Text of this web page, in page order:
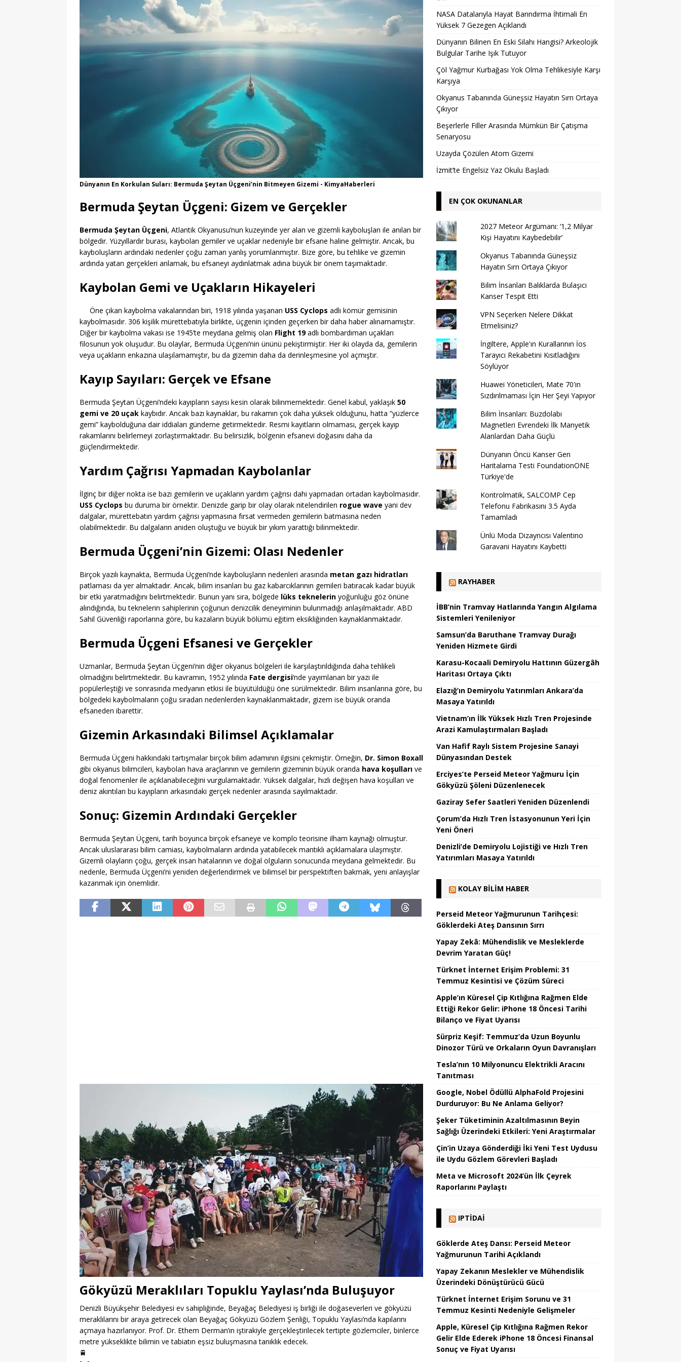
Dünyanın En Korkulan Suları: Bermuda Şeytan Üçgeni’nin Bitmeyen Gizemi - KimyaHaberleri
Bermuda Şeytan Üçgeni: Gizem ve Gerçekler
Bermuda Şeytan Üçgeni, Atlantik Okyanusu’nun kuzeyinde yer alan ve gizemli kayboluşları ile anılan bir
bölgedir. Yüzyıllardır burası, kaybolan gemiler ve uçaklar nedeniyle bir efsane haline gelmiştir. Ancak, bu
kayboluşların ardındaki nedenler çoğu zaman yanlış yorumlanmıştır. Bize göre, bu tehlike ve gizemin
ardında yatan gerçekleri anlamak, bu efsaneyi aydınlatmak adına büyük bir önem taşımaktadır.
Kaybolan Gemi ve Uçakların Hikayeleri
Öne çıkan kaybolma vakalarından biri, 1918 yılında yaşanan USS Cyclops adlı kömür gemisinin
kaybolmasıdır. 306 kişilik mürettebatıyla birlikte, üçgenin içinden geçerken bir daha haber alınamamıştır.
Diğer bir kaybolma vakası ise 1945’te meydana gelmiş olan Flight 19adlı bombardıman uçakları
filosunun yok oluşudur. Bu olaylar, Bermuda Üçgeni’nin ününü pekiştirmiştir. Her iki olayda da, gemilerin
veya uçakların enkazına ulaşılamamıştır, bu da gizemin daha da derinleşmesine yol açmıştır.
Kayıp Sayıları: Gerçek ve Efsane
Bermuda Şeytan Üçgeni’ndeki kayıpların sayısı kesin olarak bilinmemektedir. Genel kabul, yaklaşık 50
gemi ve 20 uçak kaybıdır. Ancak bazı kaynaklar, bu rakamın çok daha yüksek olduğunu, hatta “yüzlerce
gemi” kaybolduğuna dair iddiaları gündeme getirmektedir. Resmi kayıtların olmaması, gerçek kayıp
rakamlarını belirlemeyi zorlaştırmaktadır. Bu belirsizlik, bölgenin efsanevi doğasını daha da
güçlendirmektedir.
Yardım Çağrısı Yapmadan Kaybolanlar
İlginç bir diğer nokta ise bazı gemilerin ve uçakların yardım çağrısı dahi yapmadan ortadan kaybolmasıdır.
USS Cyclops bu duruma bir örnektir. Denizde garip bir olay olarak nitelendirilen rogue wave yani dev
dalgalar, mürettebatın yardım çağrısı yapmasına fırsat vermeden gemilerin batmasına neden
olabilmektedir. Bu dalgaların aniden oluştuğu ve büyük bir yıkım yarattığı bilinmektedir.
Bermuda Üçgeni’nin Gizemi: Olası Nedenler
Birçok yazılı kaynakta, Bermuda Üçgeni’nde kayboluşların nedenleri arasında metan gazı hidratları
patlaması da yer almaktadır. Ancak, bilim insanları bu gaz kabarcıklarının gemileri batıracak kadar büyük
bir etki yaratmadığını belirtmektedir. Bunun yanı sıra, bölgede lüks teknelerin yoğunluğu göz önüne
alındığında, bu teknelerin sahiplerinin çoğunun denizcilik deneyiminin bulunmadığı anlaşılmaktadır. ABD
Sahil Güvenliği raporlarına göre, bu kazaların büyük bölümü eğitim eksikliğinden kaynaklanmaktadır.
Bermuda Üçgeni Efsanesi ve Gerçekler
Uzmanlar, Bermuda Şeytan Üçgeni’nin diğer okyanus bölgeleri ile karşılaştırıldığında daha tehlikeli
olmadığını belirtmektedir. Bu kavramın, 1952 yılında Fate dergisi‘nde yayımlanan bir yazı ile
popülerleştiği ve sonrasında medyanın etkisi ile büyütüldüğü öne sürülmektedir. Bilim insanlarına göre, bu
bölgedeki kaybolmaların çoğu sıradan nedenlerden kaynaklanmaktadır, gizem ise büyük oranda
efsaneden ibarettir.
Gizemin Arkasındaki Bilimsel Açıklamalar
Bermuda Üçgeni hakkındaki tartışmalar birçok bilim adamının ilgisini çekmiştir. Örneğin, Dr. Simon Boxall
gibi okyanus bilimcileri, kaybolan hava araçlarının ve gemilerin gizeminin büyük oranda hava koşulları ve
doğal fenomenler ile açıklanabileceğini vurgulamaktadır. Yüksek dalgalar, hızlı değişen hava koşulları ve
deniz akıntıları bu kayıpların arkasındaki gerçek nedenler arasında sayılmaktadır.
Sonuç: Gizemin Ardındaki Gerçekler
Bermuda Şeytan Üçgeni, tarih boyunca birçok efsaneye ve komplo teorisine ilham kaynağı olmuştur.
Ancak uluslararası bilim camiası, kaybolmaların ardında yatabilecek mantıklı açıklamalara ulaşmıştır.
Gizemli olayların çoğu, gerçek insan hatalarının ve doğal olguların sonucunda meydana gelmektedir. Bu
nedenle, Bermuda Üçgeni’ni yeniden değerlendirmek ve bilimsel bir perspektiften bakmak, yeni anlayışlar
kazanmak için önemlidir.
Gökyüzü Meraklıları Topuklu Yaylası’nda Buluşuyor
Denizli Büyükşehir Belediyesi ev sahipliğinde, Beyağaç Belediyesi iş birliği ile doğaseverleri ve gökyüzü
meraklılarını bir araya getirecek olan Beyağaç Gökyüzü Gözlem Şenliği, Topuklu Yaylası’nda kapılarını
açmaya hazırlanıyor. Prof. Dr. Ethem Derman’ın iştirakiyle gerçekleştirilecek tertipte gözlemciler, binlerce
metre yükseklikte bilimin ve tabiatın eşsiz buluşmasına tanıklık edecek.
🚆
NASA Datalarıyla Hayat Barındırma İhtimali En
Yüksek 7 Gezegen Açıklandı
Dünyanın Bilinen En Eski Silahı Hangisi? Arkeolojik
Bulgular Tarihe Işık Tutuyor
Çöl Yağmur Kurbağası Yok Olma Tehlikesiyle Karşı
Karşıya
Okyanus Tabanında Güneşsiz Hayatın Sırrı Ortaya
Çıkıyor
Beşerlerle Filler Arasında Mümkün Bir Çatışma
Senaryosu
Uzayda Çözülen Atom Gizemi
İzmit’te Engelsiz Yaz Okulu Başladı
EN ÇOK OKUNANLAR
2027 Meteor Argümanı: ‘1,2 Milyar
Kişi Hayatını Kaybedebilir’
Okyanus Tabanında Güneşsiz
Hayatın Sırrı Ortaya Çıkıyor
Bilim İnsanları Balıklarda Bulaşıcı
Kanser Tespit Etti
VPN Seçerken Nelere Dikkat
Etmelisiniz?
İngiltere, Apple'ın Kurallarının İos
Tarayıcı Rekabetini Kısıtladığını
Söylüyor
Huawei Yöneticileri, Mate 70'in
Sızdırılmaması İçin Her Şeyi Yapıyor
Bilim İnsanları: Buzdolabı
Magnetleri Evrendeki İlk Manyetik
Alanlardan Daha Güçlü
Dünyanın Öncü Kanser Gen
Haritalama Testi FoundationONE
Türkiye'de
Kontrolmatik, SALCOMP Cep
Telefonu Fabrikasını 3.5 Ayda
Tamamladı
Ünlü Moda Dizayncısı Valentino
Garavani Hayatını Kaybetti
RAYHABER
İBB’nin Tramvay Hatlarında Yangın Algılama
Sistemleri Yenileniyor
Samsun’da Baruthane Tramvay Durağı
Yeniden Hizmete Girdi
Karasu-Kocaali Demiryolu Hattının Güzergâh
Haritası Ortaya Çıktı
Elazığ’ın Demiryolu Yatırımları Ankara’da
Masaya Yatırıldı
Vietnam’ın İlk Yüksek Hızlı Tren Projesinde
Arazi Kamulaştırmaları Başladı
Van Hafif Raylı Sistem Projesine Sanayi
Dünyasından Destek
Erciyes’te Perseid Meteor Yağmuru İçin
Gökyüzü Şöleni Düzenlenecek
Gaziray Sefer Saatleri Yeniden Düzenlendi
Çorum’da Hızlı Tren İstasyonunun Yeri İçin
Yeni Öneri
Denizli’de Demiryolu Lojistiği ve Hızlı Tren
Yatırımları Masaya Yatırıldı
KOLAY BILIM HABER
Perseid Meteor Yağmurunun Tarihçesi:
Göklerdeki Ateş Dansının Sırrı
Yapay Zekâ: Mühendislik ve Mesleklerde
Devrim Yaratan Güç!
Türknet İnternet Erişim Problemi: 31
Temmuz Kesintisi ve Çözüm Süreci
Apple’ın Küresel Çip Kıtlığına Rağmen Elde
Ettiği Rekor Gelir: iPhone 18 Öncesi Tarihi
Bilanço ve Fiyat Uyarısı
Sürpriz Keşif: Temmuz’da Uzun Boyunlu
Dinozor Türü ve Orkaların Oyun Davranışları
Tesla’nın 10 Milyonuncu Elektrikli Aracını
Tanıtması
Google, Nobel Ödüllü AlphaFold Projesini
Durduruyor: Bu Ne Anlama Geliyor?
Şeker Tüketiminin Azaltılmasının Beyin
Sağlığı Üzerindeki Etkileri: Yeni Araştırmalar
Çin’in Uzaya Gönderdiği İki Yeni Test Uydusu
ile Uydu Gözlem Görevleri Başladı
Meta ve Microsoft 2024’ün İlk Çeyrek
Raporlarını Paylaştı
IPTIDAI
Göklerde Ateş Dansı: Perseid Meteor
Yağmurunun Tarihi Açıklandı
Yapay Zekanın Meslekler ve Mühendislik
Üzerindeki Dönüştürücü Gücü
Türknet İnternet Erişim Sorunu ve 31
Temmuz Kesinti Nedeniyle Gelişmeler
Apple, Küresel Çip Kıtlığına Rağmen Rekor
Gelir Elde Ederek iPhone 18 Öncesi Finansal
Sonuç ve Fiyat Uyarısı